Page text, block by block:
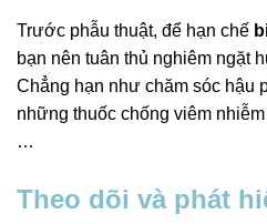
Trước phẫu thuật, để hạn chế
bạn nên tuân thủ nghiêm ngặt
Chẳng hạn như chăm sóc hậu
những thuốc chống viêm
…
Theo dõi và phát